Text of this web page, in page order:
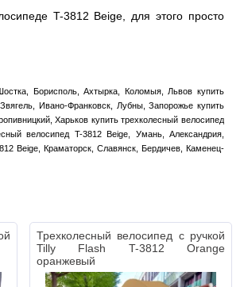
T-3812 Beige, для этого просто
Борисполь, Ахтырка, Коломыя, Львов купить
Ивано-Франковск, Лубны, Запорожье купить
Харьков купить трехколесный велосипед
велосипед T-3812 Beige, Умань, Александрия,
Beige, Краматорск, Славянск, Бердичев, Каменец-
Трехколесный велосипед с ручкой
Tilly Flash T-3812 Orange
оранжевый